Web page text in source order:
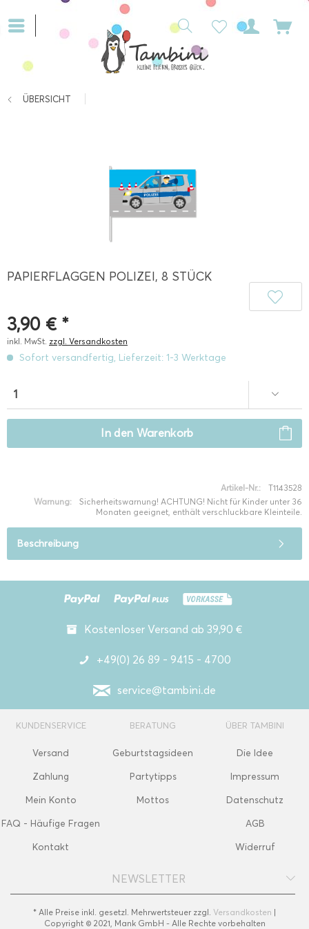
ÜBERSICHT
PAPIERFLAGGEN POLIZEI, 8 STÜCK
3,90 € *
inkl. MwSt. zzgl. Versandkosten
Sofort versandfertig, Lieferzeit: 1-3 Werktage
In den Warenkorb
Artikel-Nr.:
T1143528
Warnung:
Sicherheitswarnung! ACHTUNG! Nicht für Kinder unter 36
Monaten geeignet, enthält verschluckbare Kleinteile.
Beschreibung
Kostenloser Versand ab 39,90 €
+49(0) 26 89 - 9415 - 4700
service@tambini.de
KUNDENSERVICE
Versand
Zahlung
Mein Konto
FAQ - Häufige Fragen
Kontakt
BERATUNG
Geburtstagsideen
Partytipps
Mottos
ÜBER TAMBINI
Die Idee
Impressum
Datenschutz
AGB
Widerruf
NEWSLETTER
* Alle Preise inkl. gesetzl. Mehrwertsteuer zzgl. Versandkosten |
Copyright © 2021, Mank GmbH - Alle Rechte vorbehalten